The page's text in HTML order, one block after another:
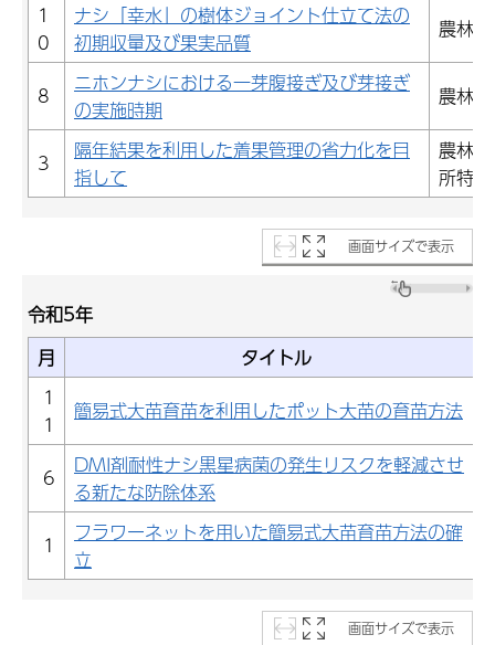
1
0
ナシ「幸水」の樹体ジョイント仕立て法の
初期収量及び果実品質
農林
8
ニホンナシにおける一芽腹接ぎ及び芽接ぎ
の実施時期
農林
3
隔年結果を利用した着果管理の省力化を目
指して
農林
所特
画面サイズで表示
令和5年
月
タイトル
1
1
簡易式大苗育苗を利用したポット大苗の育苗方法
6
DMI剤耐性ナシ黒星病菌の発生リスクを軽減させ
る新たな防除体系
1
フラワーネットを用いた簡易式大苗育苗方法の確
立
画面サイズで表示